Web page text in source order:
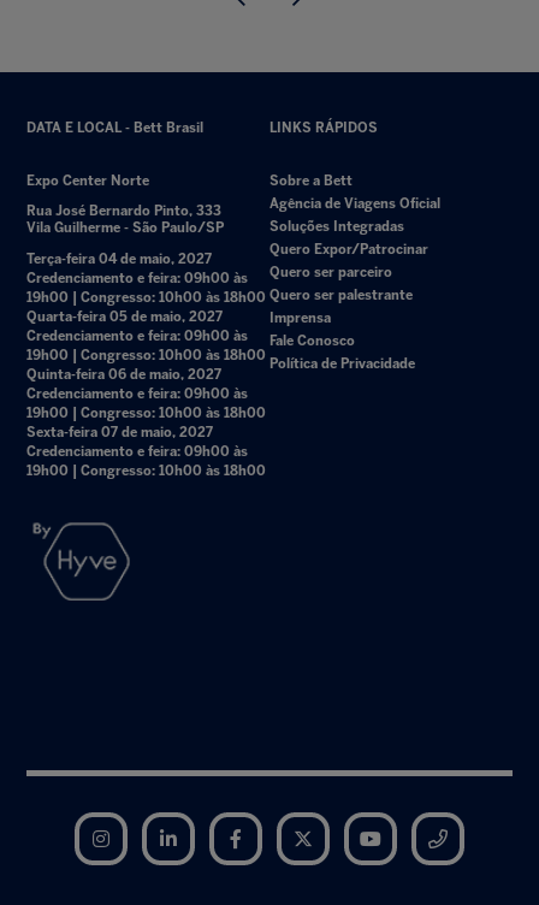
DATA E LOCAL - Bett Brasil
Expo Center Norte
Rua José Bernardo Pinto, 333
Vila Guilherme - São Paulo/SP
Terça-feira 04 de maio, 2027
Credenciamento e feira: 09h00 às
19h00 | Congresso: 10h00 às 18h00
Quarta-feira 05 de maio, 2027
Credenciamento e feira: 09h00 às
19h00 | Congresso: 10h00 às 18h00
Quinta-feira 06 de maio, 2027
Credenciamento e feira: 09h00 às
19h00 | Congresso: 10h00 às 18h00
Sexta-feira 07 de maio, 2027
Credenciamento e feira: 09h00 às
19h00 | Congresso: 10h00 às 18h00
LINKS RÁPIDOS
Sobre a Bett
Agência de Viagens Oficial
Soluções Integradas
Quero Expor/Patrocinar
Quero ser parceiro
Quero ser palestrante
Imprensa
Fale Conosco
Política de Privacidade
Instagram LinkedIn Facebook Twitter YouTube